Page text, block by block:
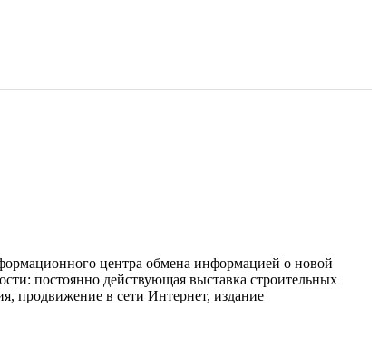
центра обмена информацией о новой
постоянно действующая выставка строительных
продвижение в сети Интернет, издание